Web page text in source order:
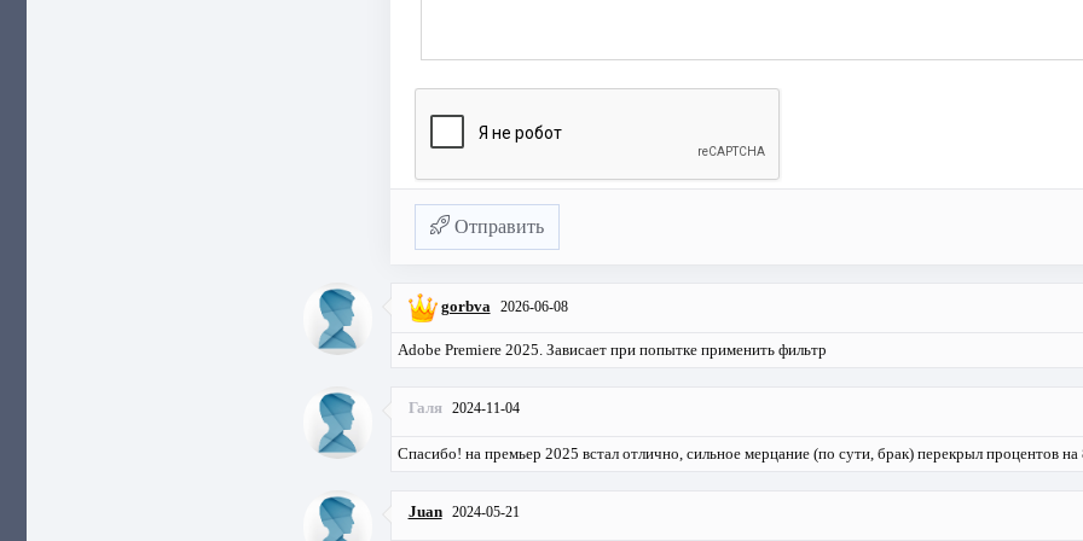
Отправить
gorbva 2026-06-08
Adobe Premiere 2025. Зависает при попытке применить фильтр
Галя 2024-11-04
Спасибо! на премьер 2025 встал отлично, сильное мерцание (по сути, брак) перекрыл процентов на
Juan 2024-05-21